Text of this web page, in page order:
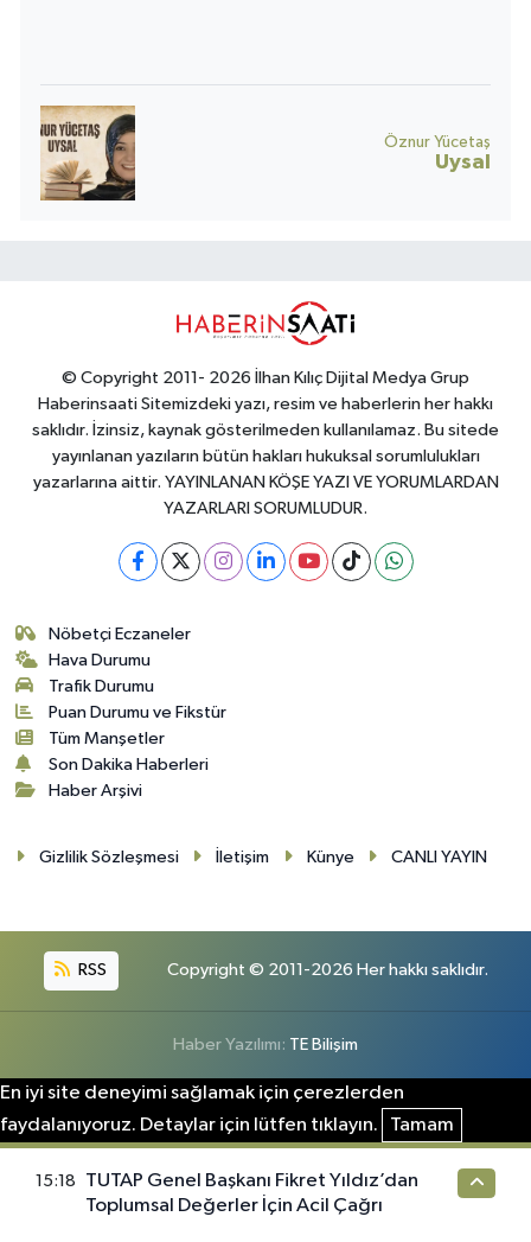
Adnan
FİŞENK
© Copyright 2011- 2026 İlhan Kılıç Dijital Medya Grup
Haberinsaati Sitemizdeki yazı, resim ve haberlerin her hakkı
saklıdır. İzinsiz, kaynak gösterilmeden kullanılamaz. Bu sitede
yayınlanan yazıların bütün hakları hukuksal sorumlulukları
yazarlarına aittir. YAYINLANAN KÖŞE YAZI VE YORUMLARDAN
YAZARLARI SORUMLUDUR.
Nöbetçi Eczaneler
Hava Durumu
Trafik Durumu
Puan Durumu ve Fikstür
Tüm Manşetler
Son Dakika Haberleri
Haber Arşivi
Gizlilik Sözleşmesi İletişim Künye CANLI YAYIN
RSS Copyright © 2011-2026 Her hakkı saklıdır.
Haber Yazılımı: TE Bilişim
En iyi site deneyimi sağlamak için çerezlerden
faydalanıyoruz. Detaylar için lütfen tıklayın.
Tamam
15:18
TUTAP Genel Başkanı Fikret Yıldız’dan
Toplumsal Değerler İçin Acil Çağrı